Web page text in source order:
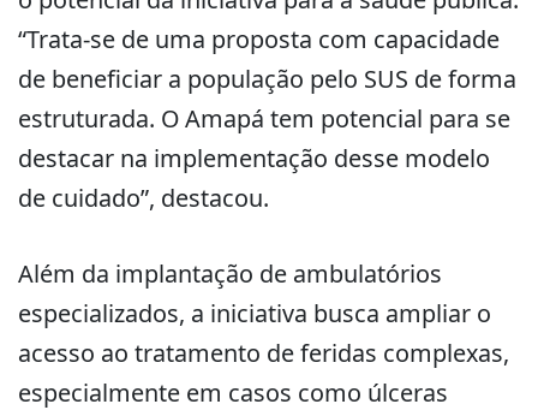
“Trata-se de uma proposta com capacidade
de beneficiar a população pelo SUS de forma
estruturada. O Amapá tem potencial para se
destacar na implementação desse modelo
de cuidado”, destacou.
Além da implantação de ambulatórios
especializados, a iniciativa busca ampliar o
acesso ao tratamento de feridas complexas,
especialmente em casos como úlceras